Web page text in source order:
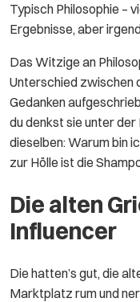
Typisch Philosophie –
Ergebnisse, aber
Das Witzige an
Unterschied zwischen
Gedanken
du denkst sie unter
dieselben: Warum bin
zur Hölle ist die
Die alten
Influencer
Die hatten’s gut, die
Marktplatz rum und